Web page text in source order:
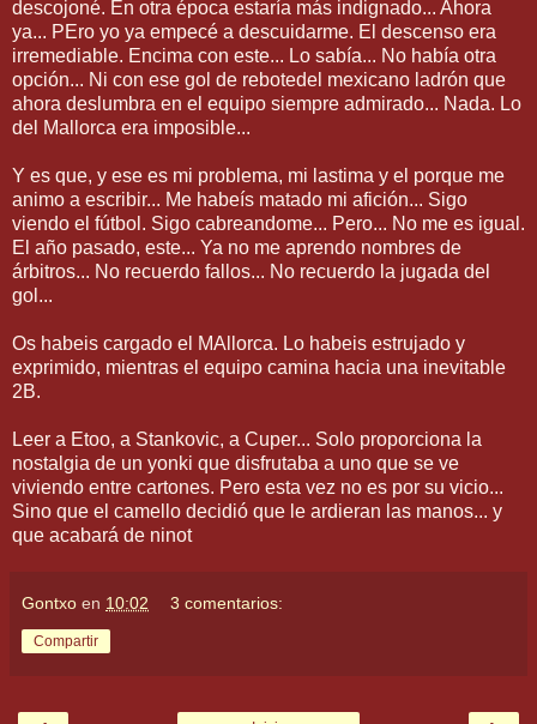
descojoné. En otra época estaría más indignado... Ahora
ya... PEro yo ya empecé a descuidarme. El descenso era
irremediable. Encima con este... Lo sabía... No había otra
opción... Ni con ese gol de rebotedel mexicano ladrón que
ahora deslumbra en el equipo siempre admirado... Nada. Lo
del Mallorca era imposible...
Y es que, y ese es mi problema, mi lastima y el porque me
animo a escribir... Me habeís matado mi afición... Sigo
viendo el fútbol. Sigo cabreandome... Pero... No me es igual.
El año pasado, este... Ya no me aprendo nombres de
árbitros... No recuerdo fallos... No recuerdo la jugada del
gol...
Os habeis cargado el MAllorca. Lo habeis estrujado y
exprimido, mientras el equipo camina hacia una inevitable
2B.
Leer a Etoo, a Stankovic, a Cuper... Solo proporciona la
nostalgia de un yonki que disfrutaba a uno que se ve
viviendo entre cartones. Pero esta vez no es por su vicio...
Sino que el camello decidió que le ardieran las manos... y
que acabará de ninot
Gontxo en 10:02 3 comentarios:
Compartir